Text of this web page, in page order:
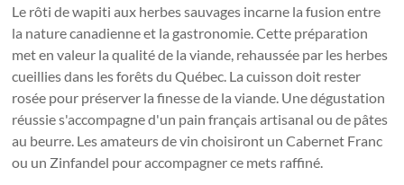
Le rôti de wapiti aux herbes sauvages incarne la fusion entre
la nature canadienne et la gastronomie. Cette préparation
met en valeur la qualité de la viande, rehaussée par les herbes
cueillies dans les forêts du Québec. La cuisson doit rester
rosée pour préserver la finesse de la viande. Une dégustation
réussie s'accompagne d'un pain français artisanal ou de pâtes
au beurre. Les amateurs de vin choisiront un Cabernet Franc
ou un Zinfandel pour accompagner ce mets raffiné.